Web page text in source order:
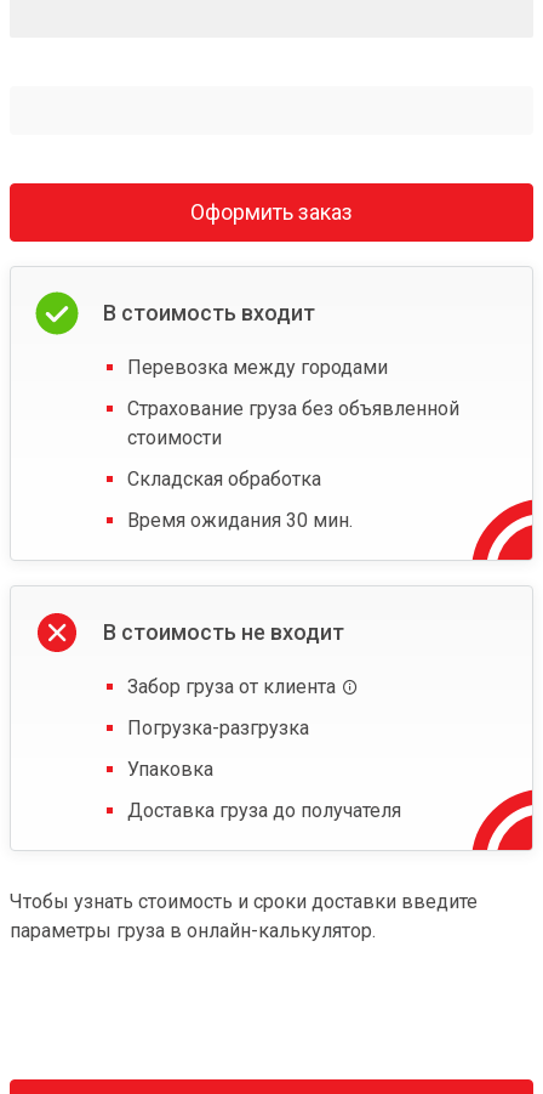
Оформить заказ
В стоимость входит
Перевозка между городами
Страхование груза без объявленной
стоимости
Складская обработка
Время ожидания 30 мин.
В стоимость не входит
Забор груза от клиента
Погрузка-разгрузка
Упаковка
Доставка груза до получателя
Чтобы узнать стоимость и сроки доставки введите
параметры груза в онлайн-калькулятор.